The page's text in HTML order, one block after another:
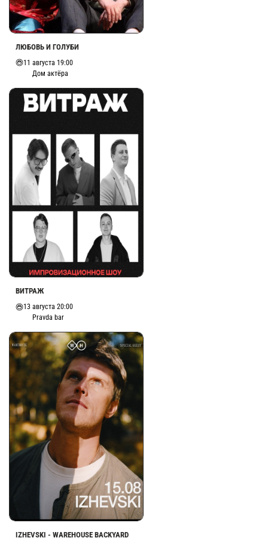
ЛЮБОВЬ И ГОЛУБИ
11 августа 19:00
Дом актёра
ВИТРАЖ
13 августа 20:00
Pravda bar
IZHEVSKI - WAREHOUSE BACKYARD